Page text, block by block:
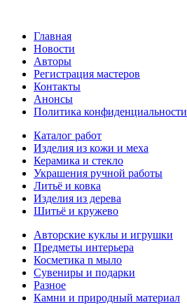
Главная
Новости
Авторы
Регистрация мастеров
Контакты
Анонсы
Политика конфиденциальности
Каталог работ
Изделия из кожи и меха
Керамика и стекло
Украшения ручной работы
Литьё и ковка
Изделия из дерева
Шитьё и кружево
Авторские куклы и игрушки
Предметы интерьера
Косметика n мыло
Сувениры и подарки
Разное
Камни и природный материал